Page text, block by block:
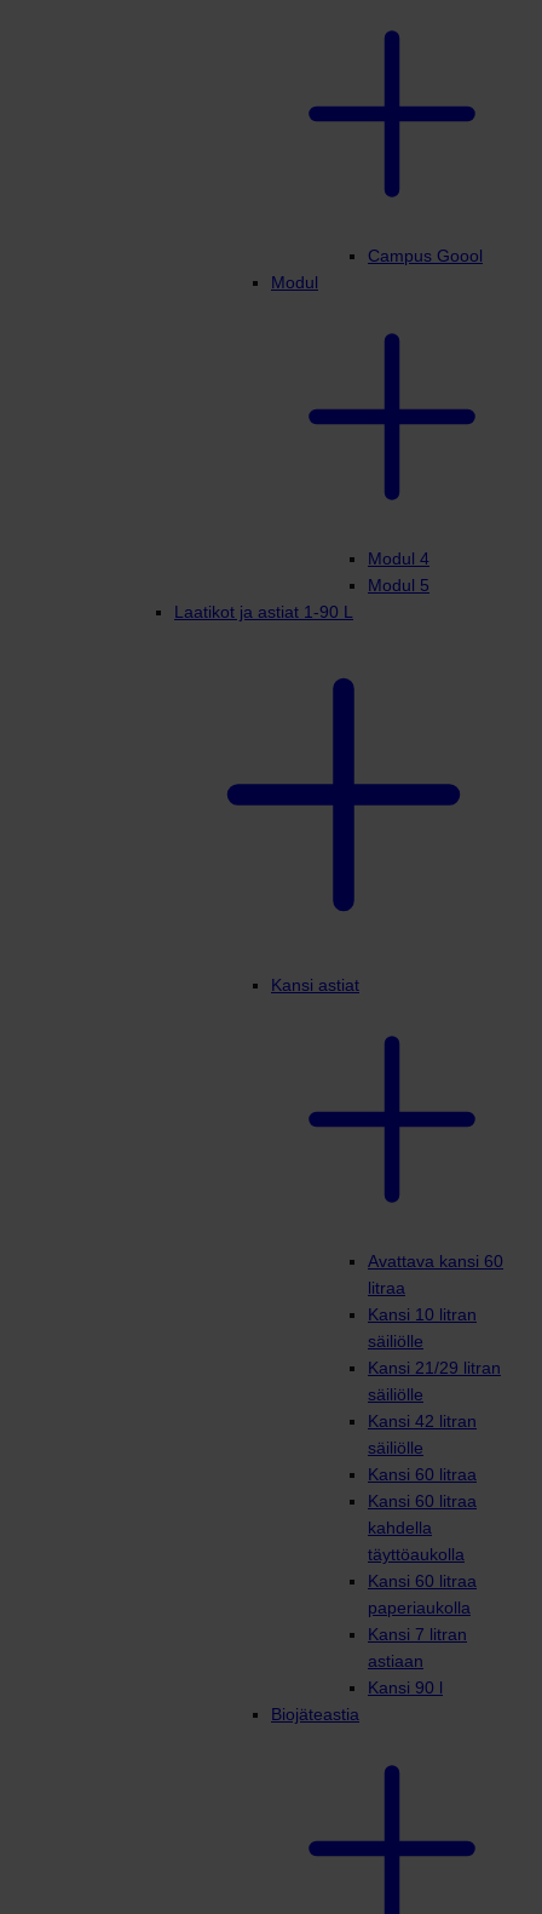
Campus Goool
Modul
Modul 4
Modul 5
Laatikot ja astiat 1-90 L
Kansi astiat
Avattava kansi 60
litraa
Kansi 10 litran
säiliölle
Kansi 21/29 litran
säiliölle
Kansi 42 litran
säiliölle
Kansi 60 litraa
Kansi 60 litraa
kahdella
täyttöaukolla
Kansi 60 litraa
paperiaukolla
Kansi 7 litran
astiaan
Kansi 90 l
Biojäteastia